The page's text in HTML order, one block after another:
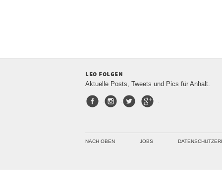
leo folgen
Aktuelle Posts, Tweets und Pics für Anhalt.
FacebookInstagram
Twitter
NACH OBEN JOBS